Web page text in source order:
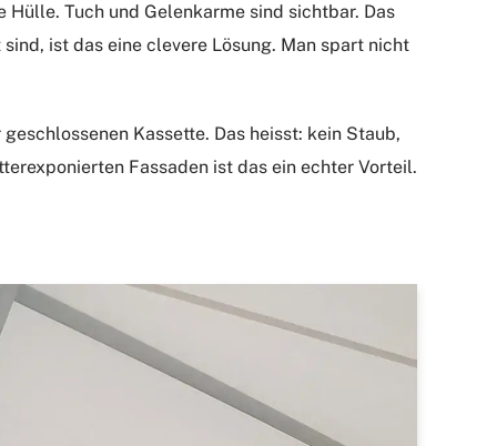
Hülle. Tuch und Gelenkarme sind sichtbar. Das
ist das eine clevere Lösung. Man spart nicht
Kassette. Das heisst: kein Staub,
Fassaden ist das ein echter Vorteil.